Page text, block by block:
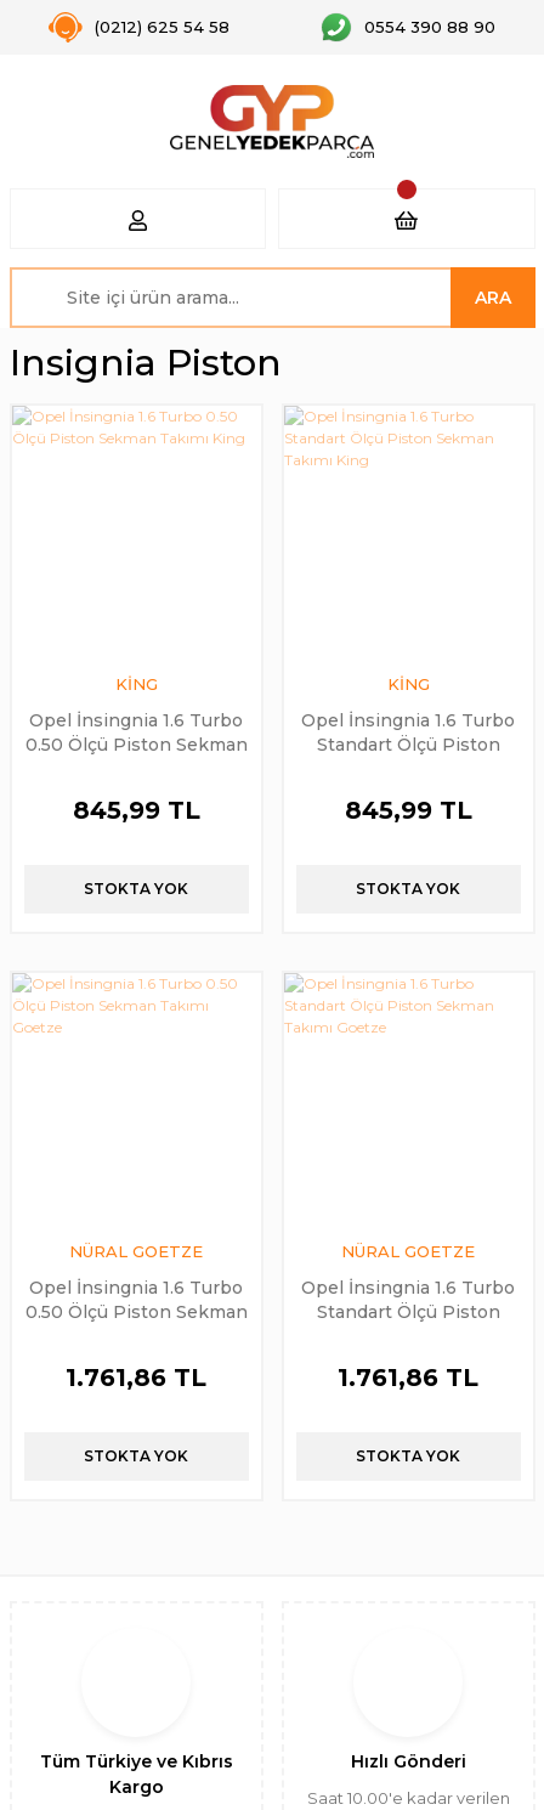
(0212) 625 54 58 0554 390 88 90
ARA
Insignia Piston
KİNG
Opel İnsingnia 1.6 Turbo
0.50 Ölçü Piston Sekman
845,99 TL
STOKTA YOK
KİNG
Opel İnsingnia 1.6 Turbo
Standart Ölçü Piston
845,99 TL
STOKTA YOK
NÜRAL GOETZE
Opel İnsingnia 1.6 Turbo
0.50 Ölçü Piston Sekman
1.761,86 TL
STOKTA YOK
NÜRAL GOETZE
Opel İnsingnia 1.6 Turbo
Standart Ölçü Piston
1.761,86 TL
STOKTA YOK
Tüm Türkiye ve Kıbrıs
Kargo
Hızlı Gönderi
Saat 10.00'e kadar verilen